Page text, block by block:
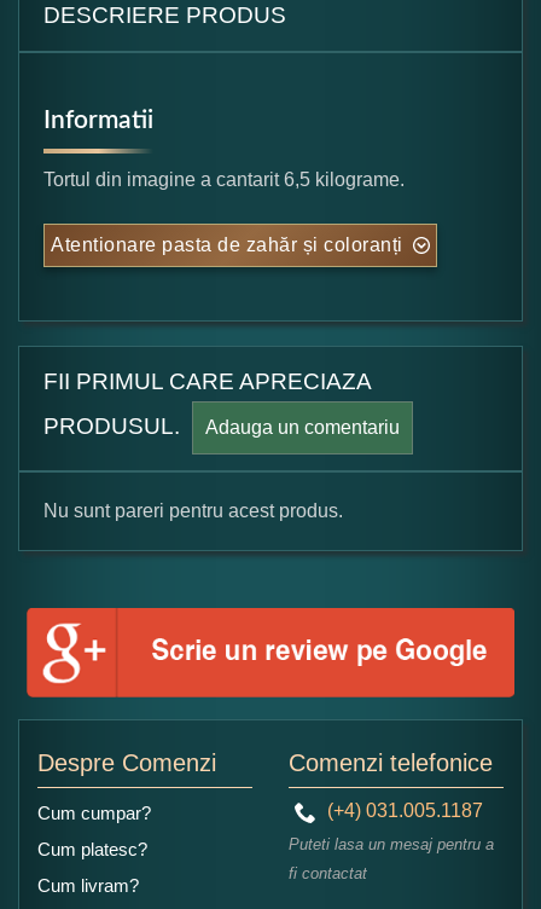
DESCRIERE PRODUS
Informatii
Tortul din imagine a cantarit 6,5 kilograme.
Atentionare pasta de zahăr și coloranți
FII PRIMUL CARE APRECIAZA
PRODUSUL.
Adauga un comentariu
Formular pareri client
Numele dumneavoastra:
Nu sunt pareri pentru acest produs.
Despre Comenzi
Cum cumpar?
Cum platesc?
Cum livram?
Comenzi telefonice
(+4) 031.005.1187
Puteti lasa un mesaj pentru a
fi contactat